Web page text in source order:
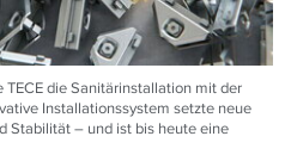
die Sanitärinstallation mit der
Installationssystem setzte neue
Stabilität – und ist bis heute eine